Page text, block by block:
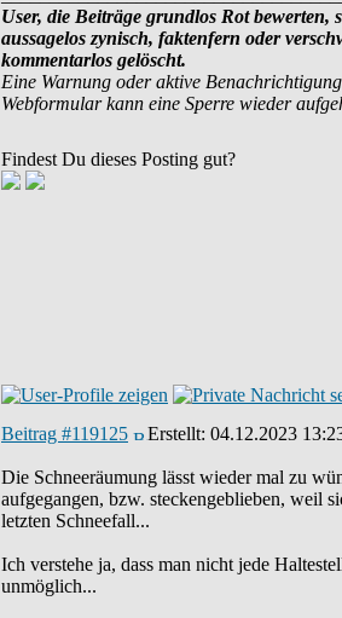
User, die Beiträge grundlos Rot
aussagelos zynisch, faktenfern oder
kommentarlos gelöscht.
Eine Warnung oder aktive
Webformular kann eine Sperre wieder
Findest Du dieses Posting gut?
Beitrag #119125 Erstellt: 04.12.2023
Die Schneeräumung lässt wieder mal zu
aufgegangen, bzw. steckengeblieben, weil
letzten Schneefall...
Ich verstehe ja, dass man nicht jede
unmöglich...